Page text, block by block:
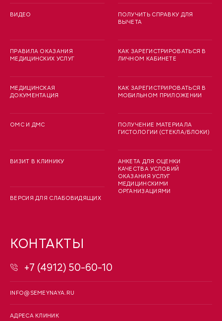
ВИДЕО
ПРАВИЛА ОКАЗАНИЯ
МЕДИЦИНСКИХ УСЛУГ
МЕДИЦИНСКАЯ
ДОКУМЕНТАЦИЯ
ОМС И ДМС
ВИЗИТ В КЛИНИКУ
ВЕРСИЯ ДЛЯ СЛАБОВИДЯЩИХ
ПОЛУЧИТЬ СПРАВКУ ДЛЯ
ВЫЧЕТА
КАК ЗАРЕГИСТРИРОВАТЬСЯ В
ЛИЧНОМ КАБИНЕТЕ
КАК ЗАРЕГИСТРИРОВАТЬСЯ В
МОБИЛЬНОМ ПРИЛОЖЕНИИ
ПОЛУЧЕНИЕ МАТЕРИАЛА
ГИСТОЛОГИИ (СТЕКЛА/БЛОКИ)
АНКЕТА ДЛЯ ОЦЕНКИ
КАЧЕСТВА УСЛОВИЙ
ОКАЗАНИЯ УСЛУГ
МЕДИЦИНСКИМИ
ОРГАНИЗАЦИЯМИ
КОНТАКТЫ
+7 (4912) 50-60-10
INFO@SEMEYNAYA.RU
АДРЕСА КЛИНИК